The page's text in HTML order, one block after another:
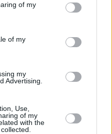
of my
of my
my
Advertising.
Use,
of my
with the
3 Αυγούστου 2026